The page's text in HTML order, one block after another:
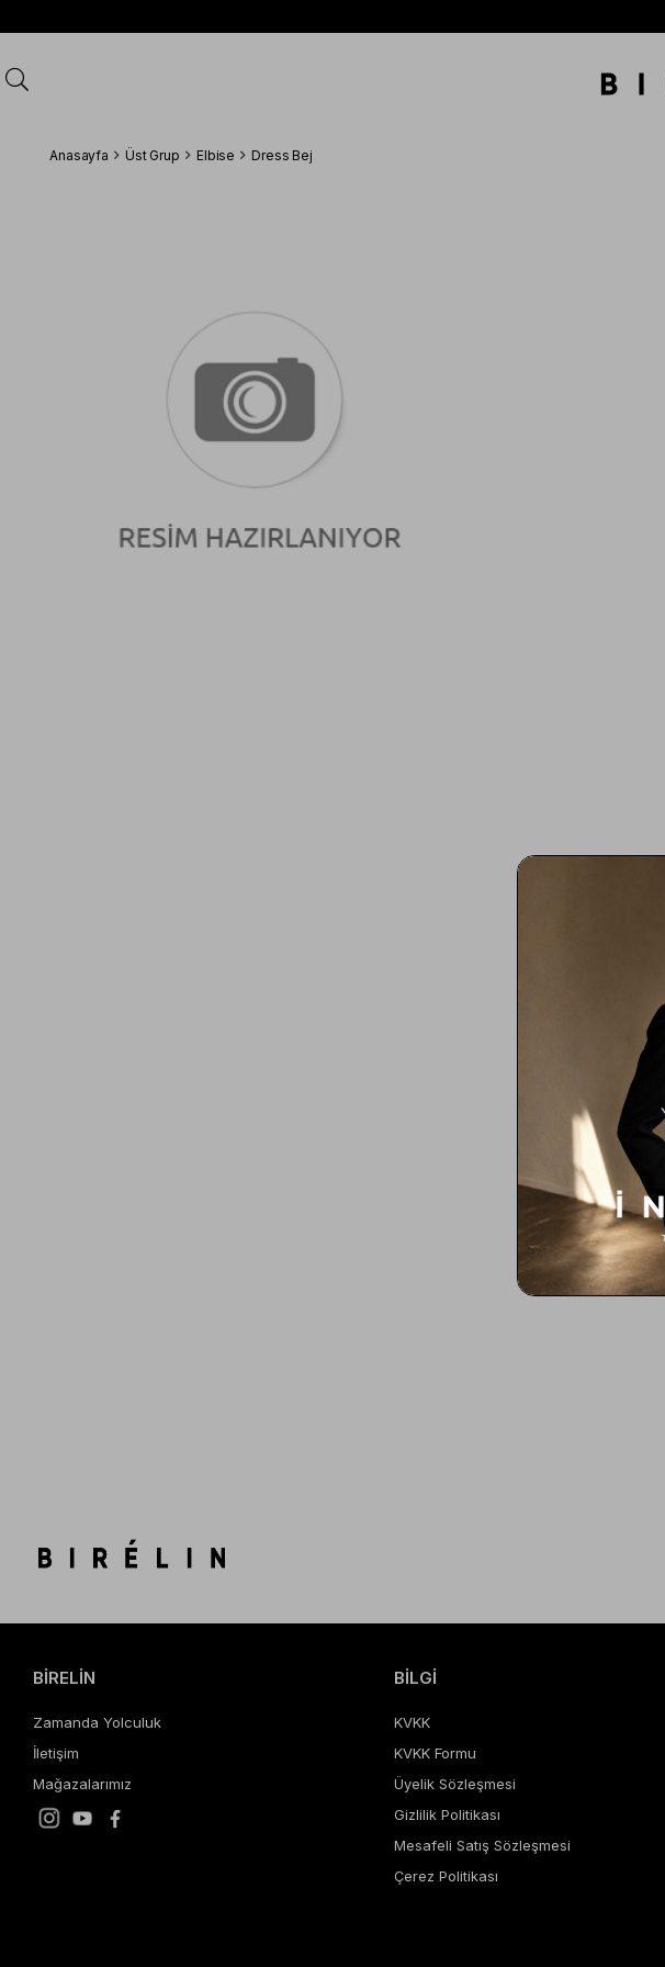
Anasayfa Üst Grup Elbise Dress Bej
BİRELİN
Zamanda Yolculuk
İletişim
Mağazalarımız
BİLGİ
KVKK
KVKK Formu
Üyelik Sözleşmesi
Gizlilik Politikası
Mesafeli Satış Sözleşmesi
Çerez Politikası